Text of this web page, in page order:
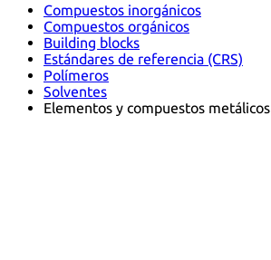
Compuestos inorgánicos
Compuestos orgánicos
Building blocks
Estándares de referencia (CRS)
Polímeros
Solventes
Elementos y compuestos metálicos